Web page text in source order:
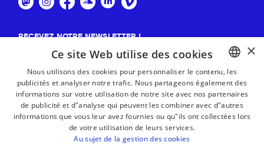
RECEVEZ NOTRE NEWSLETTER !
BASQUE
FRENCH
×
Ce site Web utilise des cookies
Nous utilisons des cookies pour personnaliser le contenu, les
publicités et analyser notre trafic. Nous partageons également des
informations sur votre utilisation de notre site avec nos partenaires
de publicité et d"analyse qui peuvent les combiner avec d"autres
informations que vous leur avez fournies ou qu"ils ont collectées lors
de votre utilisation de leurs services.
Au sujet de la gestion des cookies